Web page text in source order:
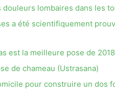
lombaires dans les
a été scientifiquement
est la meilleure pose de
de chameau (Ustrasana)
pour construire un dos